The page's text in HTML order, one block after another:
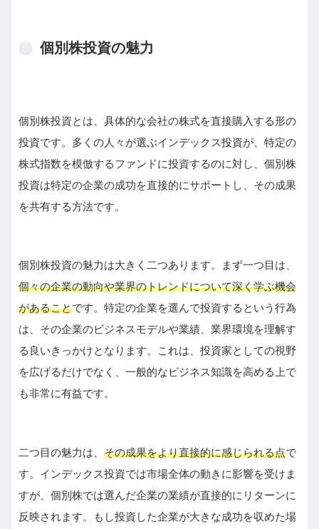
個別株投資の魅力
個別株投資とは、具体的な会社の株式を直接購入する形の
投資です。多くの人々が選ぶインデックス投資が、特定の
株式指数を模倣するファンドに投資するのに対し、個別株
投資は特定の企業の成功を直接的にサポートし、その成果
を共有する方法です。
個別株投資の魅力は大きく二つあります。まず一つ目は、
個々の企業の動向や業界のトレンドについて深く学ぶ機会
があることです。特定の企業を選んで投資するという行為
は、その企業のビジネスモデルや業績、業界環境を理解す
る良いきっかけとなります。これは、投資家としての視野
を広げるだけでなく、一般的なビジネス知識を高める上で
も非常に有益です。
二つ目の魅力は、 その成果をより直接的に感じられる点で
す。インデックス投資では市場全体の動きに影響を受けま
すが、個別株では選んだ企業の業績が直接的にリターンに
反映されます。もし投資した企業が大きな成功を収めた場